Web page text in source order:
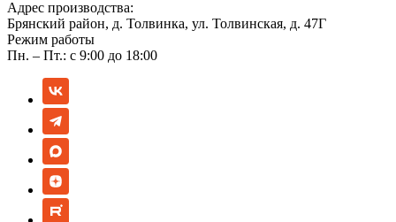
Адрес производства:
Брянский район, д. Толвинка, ул. Толвинская, д. 47Г
Режим работы
Пн. – Пт.: с 9:00 до 18:00